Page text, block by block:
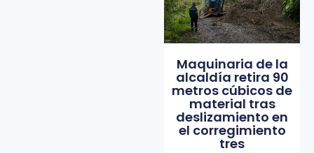
Maquinaria de la
alcaldía retira 90
metros cúbicos de
material tras
deslizamiento en
el corregimiento
tres